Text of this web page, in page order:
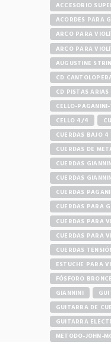
ACCESORIO
ACORDES PARA
ARCO PARA
ARCO PARA
AUGUSTINE
CD
CD PISTAS ARIAS
CELLO-
CELLO 4/4
CUERDAS BAJO
CUERDAS DE
CUERDAS
CUERDAS
CUERDAS
CUERDAS PARA
CUERDAS PARA
CUERDAS PARA
CUERDAS
ESTUCHE PARA
FÓSFORO BRONCE
GIANNINI
GUITARRA DE
GUITARRA
METODO-JOHN-